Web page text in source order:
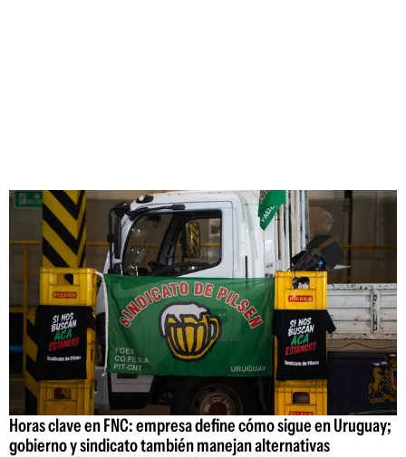
Horas clave en FNC: empresa define cómo sigue en Uruguay;
gobierno y sindicato también manejan alternativas